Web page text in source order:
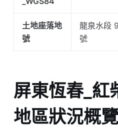
土地座落地
號
龍泉水段
號
屏東恆春_紅
地區狀況概覽